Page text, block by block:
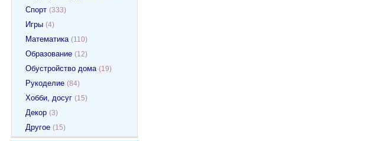
Спорт (333)
Игры (4)
Математика (110)
Образование (12)
Обустройство дома (19)
Рукоделие (84)
Хобби, досуг (15)
Декор (3)
Другое (15)